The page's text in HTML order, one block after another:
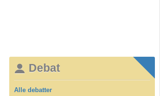
Debat
Alle debatter